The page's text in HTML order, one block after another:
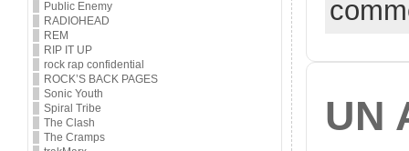
Public Enemy
RADIOHEAD
REM
RIP IT UP
rock rap confidential
ROCK’S BACK PAGES
Sonic Youth
Spiral Tribe
The Clash
The Cramps
UN